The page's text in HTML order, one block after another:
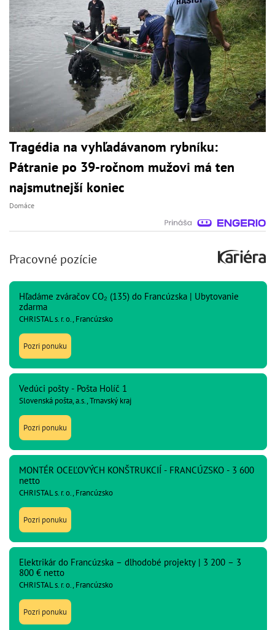
Tragédia na vyhľadávanom rybníku:
Pátranie po 39-ročnom mužovi má ten
najsmutnejší koniec
Domáce
Pracovné pozície
Hľadáme zváračov CO₂ (135) do Francúzska | Ubytovanie
zdarma
CHRISTAL s. r. o., Francúzsko
Pozri ponuku
Vedúci pošty - Pošta Holíč 1
Slovenská pošta, a.s., Trnavský kraj
Pozri ponuku
MONTÉR OCEĽOVÝCH KONŠTRUKCIÍ - FRANCÚZSKO - 3 600
netto
CHRISTAL s. r. o., Francúzsko
Pozri ponuku
Elektrikár do Francúzska – dlhodobé projekty | 3 200 – 3
800 € netto
CHRISTAL s. r. o., Francúzsko
Pozri ponuku